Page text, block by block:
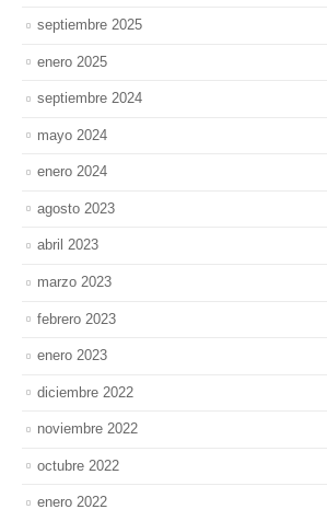
septiembre 2025
enero 2025
septiembre 2024
mayo 2024
enero 2024
agosto 2023
abril 2023
marzo 2023
febrero 2023
enero 2023
diciembre 2022
noviembre 2022
octubre 2022
enero 2022